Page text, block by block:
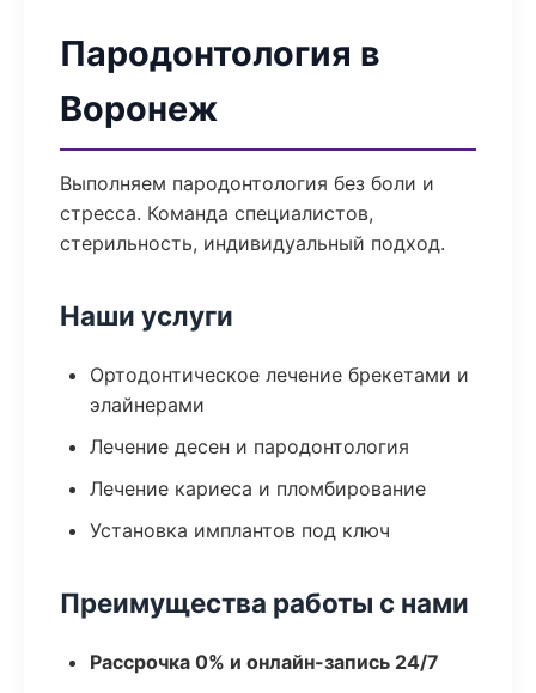
Пародонтология в
Воронеж
Выполняем пародонтология без боли и
стресса. Команда специалистов,
стерильность, индивидуальный подход.
Наши услуги
Ортодонтическое лечение брекетами и
элайнерами
Лечение десен и пародонтология
Лечение кариеса и пломбирование
Установка имплантов под ключ
Преимущества работы с нами
Рассрочка 0% и онлайн-запись 24/7